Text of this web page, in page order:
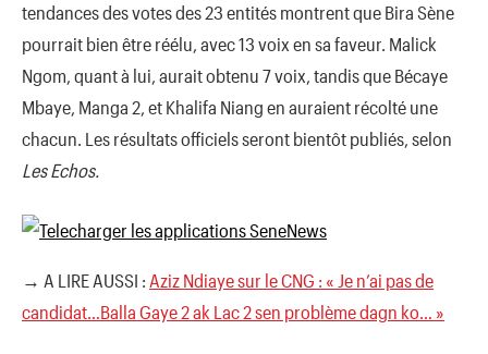
tendances des votes des 23 entités montrent que Bira Sène
pourrait bien être réélu, avec 13 voix en sa faveur. Malick
Ngom, quant à lui, aurait obtenu 7 voix, tandis que Bécaye
Mbaye, Manga 2, et Khalifa Niang en auraient récolté une
chacun. Les résultats officiels seront bientôt publiés, selon
Les Echos.
→ A LIRE AUSSI : Aziz Ndiaye sur le CNG : « Je n’ai pas de
candidat…Balla Gaye 2 ak Lac 2 sen problème dagn ko… »